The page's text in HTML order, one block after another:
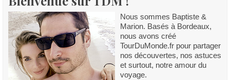
Nous sommes Baptiste &
Marion. Basés à Bordeaux,
nous avons créé
TourDuMonde.fr pour partager
nos découvertes, nos astuces
et surtout, notre amour du
voyage.